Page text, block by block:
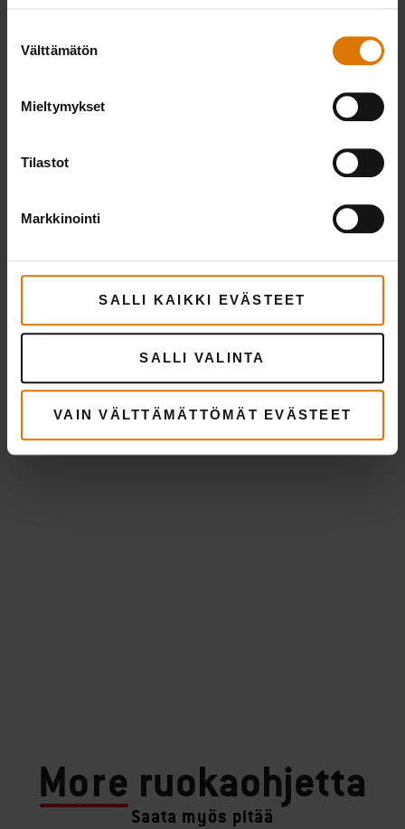
valinta
Välttämätön
Mieltymykset
Tilastot
Markkinointi
SALLI KAIKKI EVÄSTEET
SALLI VALINTA
VAIN VÄLTTÄMÄTTÖMÄT EVÄSTEET
Suositellut tarvikkeet
More ruokaohjetta
Saata myös pitää